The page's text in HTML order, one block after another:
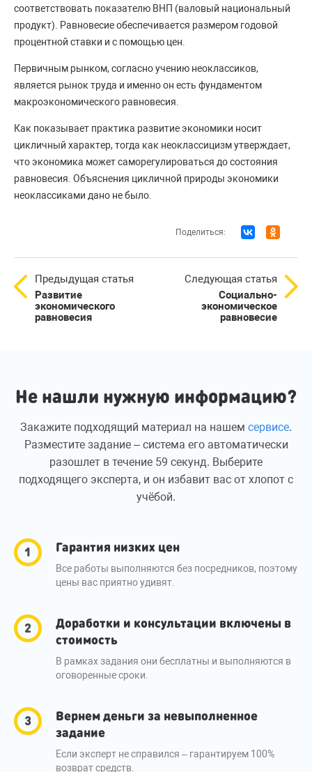
соответствовать показателю ВНП (валовый национальный
продукт). Равновесие обеспечивается размером годовой
процентной ставки и с помощью цен.
Первичным рынком, согласно учению неоклассиков,
является рынок труда и именно он есть фундаментом
макроэкономического равновесия.
Как показывает практика развитие экономики носит
цикличный характер, тогда как неоклассицизм утверждает,
что экономика может саморегулироваться до состояния
равновесия. Объяснения цикличной природы экономики
неоклассиками дано не было.
Поделиться:
Предыдущая статья
Развитие
экономического
равновесия
Следующая статья
Социально-
экономическое
равновесие
Не нашли нужную информацию?
Закажите подходящий материал на нашем сервисе.
Разместите задание – система его автоматически
разошлет в течение 59 секунд. Выберите
подходящего эксперта, и он избавит вас от хлопот с
учёбой.
Гарантия низких цен
Все работы выполняются без посредников, поэтому
цены вас приятно удивят.
Доработки и консультации включены в
стоимость
В рамках задания они бесплатны и выполняются в
оговоренные сроки.
Вернем деньги за невыполненное
задание
Если эксперт не справился – гарантируем 100%
возврат средств.